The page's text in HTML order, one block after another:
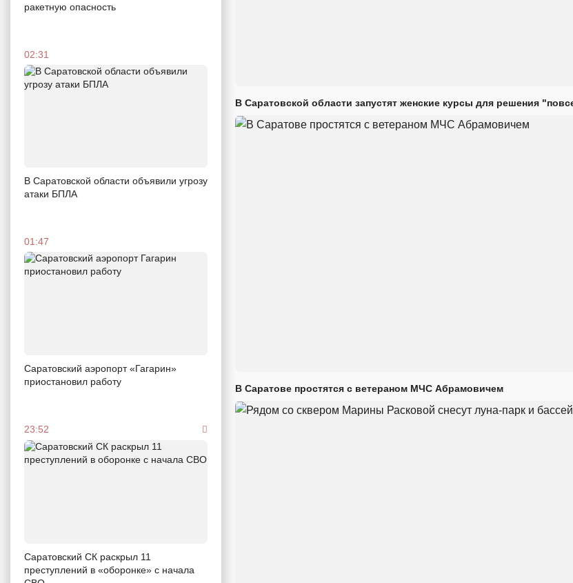
ракетную опасность
02:31
В Саратовской области объявили угрозу
атаки БПЛА
01:47
Саратовский аэропорт «Гагарин»
приостановил работу
23:52
Саратовский СК раскрыл 11
преступлений в «оборонке» с начала
В Саратовской области запустят женские курсы для решения
В Саратове простятся с ветераном МЧС Абрамовичем